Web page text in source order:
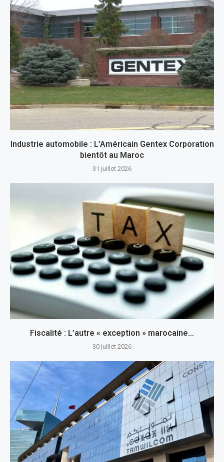
Industrie automobile : L’Américain Gentex Corporation
bientôt au Maroc
31 juillet 2026
Fiscalité : L’autre « exception » marocaine…
30 juillet 2026